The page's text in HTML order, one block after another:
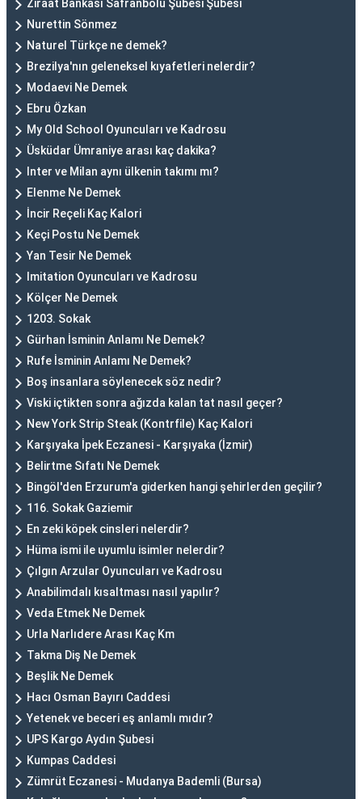
Ziraat Bankası Safranbolu Şubesi Şubesi
Nurettin Sönmez
Naturel Türkçe ne demek?
Brezilya'nın geleneksel kıyafetleri nelerdir?
Modaevi Ne Demek
Ebru Özkan
My Old School Oyuncuları ve Kadrosu
Üsküdar Ümraniye arası kaç dakika?
Inter ve Milan aynı ülkenin takımı mı?
Elenme Ne Demek
İncir Reçeli Kaç Kalori
Keçi Postu Ne Demek
Yan Tesir Ne Demek
Imitation Oyuncuları ve Kadrosu
Kölçer Ne Demek
1203. Sokak
Gürhan İsminin Anlamı Ne Demek?
Rufe İsminin Anlamı Ne Demek?
Boş insanlara söylenecek söz nedir?
Viski içtikten sonra ağızda kalan tat nasıl geçer?
New York Strip Steak (Kontrfile) Kaç Kalori
Karşıyaka İpek Eczanesi - Karşıyaka (İzmir)
Belirtme Sıfatı Ne Demek
Bingöl'den Erzurum'a giderken hangi şehirlerden geçilir?
116. Sokak Gaziemir
En zeki köpek cinsleri nelerdir?
Hüma ismi ile uyumlu isimler nelerdir?
Çılgın Arzular Oyuncuları ve Kadrosu
Anabilimdalı kısaltması nasıl yapılır?
Veda Etmek Ne Demek
Urla Narlıdere Arası Kaç Km
Takma Diş Ne Demek
Beşlik Ne Demek
Hacı Osman Bayırı Caddesi
Yetenek ve beceri eş anlamlı mıdır?
UPS Kargo Aydın Şubesi
Kumpas Caddesi
Zümrüt Eczanesi - Mudanya Bademli (Bursa)